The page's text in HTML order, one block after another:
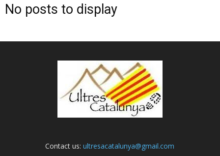
No posts to display
Contact us:ultresacatalunya@gmail.com